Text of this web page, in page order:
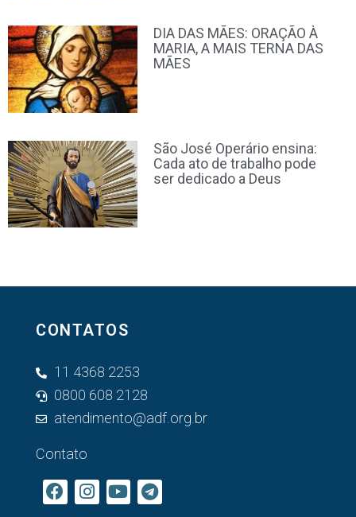
DIA DAS MÃES: ORAÇÃO À
MARIA, A MAIS TERNA DAS
MÃES
São José Operário ensina:
Cada ato de trabalho pode
ser dedicado a Deus
CONTATOS
11 4368 2253
0800 608 2128
atendimento@adf.org.br
Contato